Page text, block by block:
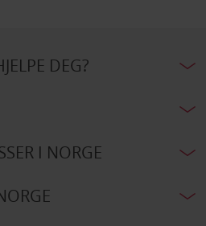
DEG?
I NORGE